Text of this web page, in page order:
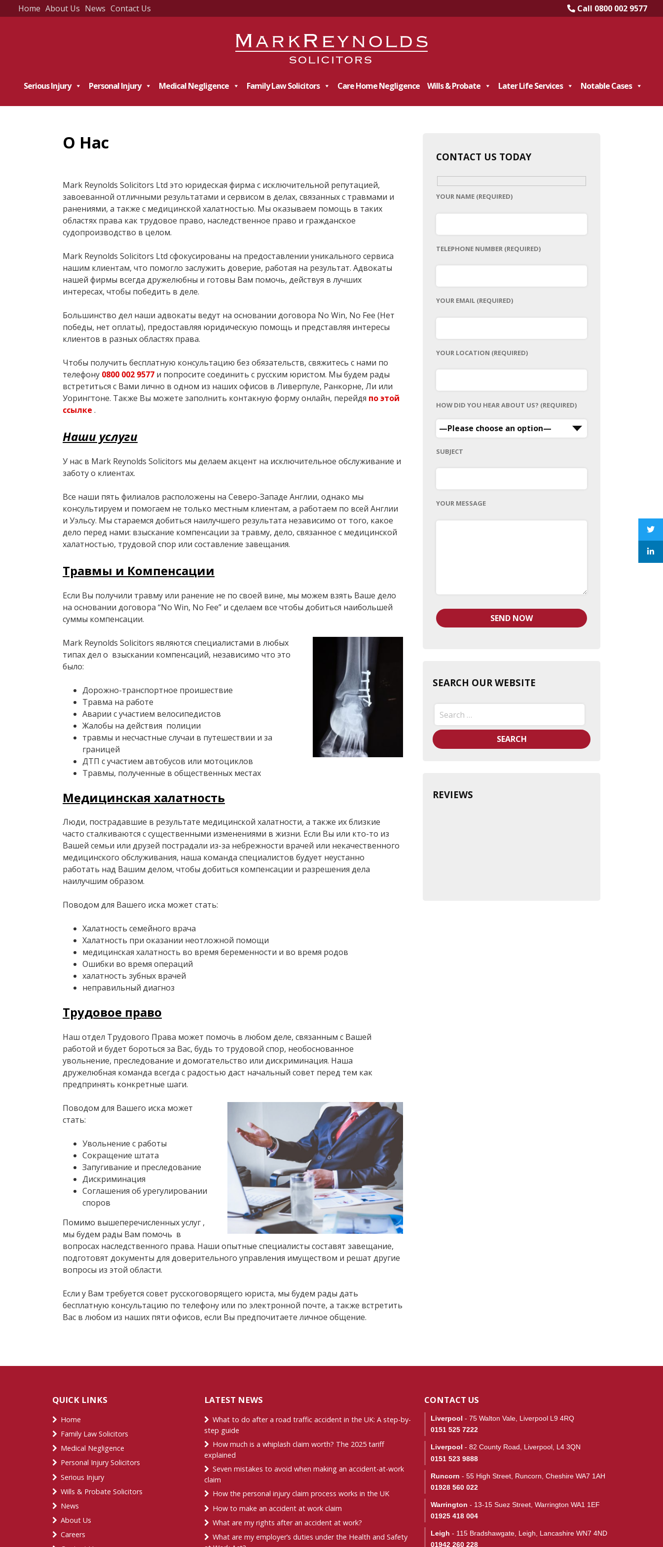
Skip
Home About Us News Contact Us Call 0800 002 9577
Serious Injury Personal Injury Medical Negligence Family Law Solicitors Care Home Negligence Wills & Probate Later Life Services Notable Cases
О Нас
Mark Reynolds Solicitors Ltd это юридеская фирма с исключительной репутацией,
завоеванной отличными результатами и сервисом в делах, связанных с травмами и
ранениями, а также с медицинской халатностью. Мы оказываем помощь в таких
областях права как трудовое право, наследственное право и гражданское
судопроизводство в целом.
Mark Reynolds Solicitors Ltd сфокусированы на предоставлении уникального сервиса
нашим клиентам, что помогло заслужить доверие, работая на результат. Адвокаты
нашей фирмы всегда дружелюбны и готовы Вам помочь, действуя в лучших
интересах, чтобы победить в деле.
Большинство дел наши адвокаты ведут на основании договора No Win, No Fee (Нет
победы, нет оплаты), предоставляя юридическую помощь и представляя интересы
клиентов в разных областях права.
Чтобы получить бесплатную консультацию без обязательств, свяжитесь с нами по
телефону 0800 002 9577 и попросите соединить с русским юристом. Мы будем рады
встретиться с Вами лично в одном из наших офисов в Ливерпуле, Ранкорне, Ли или
Уорингтоне. Также Вы можете заполнить контакную форму онлайн, перейдя по этой
ссылке .
Наши услуги
У нас в Mark Reynolds Solicitors мы делаем акцент на исключительное обслуживание и
заботу о клиентах.
Все наши пять филиалов расположены на Северо-Западе Англии, однако мы
консультируем и помогаем не только местным клиентам, а работаем по всей Англии
и Уэльсу. Мы стараемся добиться наилучшего результата независимо от того, какое
дело перед нами: взыскание компенсации за травму, дело, связанное с медицинской
халатностью, трудовой спор или составление завещания.
Травмы и Компенсации
Если Вы получили травму или ранение не по своей вине, мы можем взять Ваше дело
на основании договора “No Win, No Fee” и сделаем все чтобы добиться наибольшей
суммы компенсации.
Mark Reynolds Solicitors являются специалистами в любых
типах дел о взыскании компенсаций, независимо что это
было:
Дорожно-транспортное проишествие
Травма на работе
Аварии с участием велосипедистов
Жалобы на действия полиции
травмы и несчастные случаи в путешествии и за
границей
ДТП с участием автобусов или мотоциклов
Травмы, полученные в общественных местах
Медицинская халатность
Люди, пострадавшие в результате медицинской халатности, а также их близкие
часто сталкиваются с существенными изменениями в жизни. Если Вы или кто-то из
Вашей семьи или друзей пострадали из-за небрежности врачей или некачественного
медицинского обслуживания, наша команда специалистов будует неустанно
работать над Вашим делом, чтобы добиться компенсации и разрешения дела
наилучшим образом.
Поводом для Вашего иска может стать:
Халатность семейного врача
Халатность при оказании неотложной помощи
медицинская халатность во время беременности и во время родов
Ошибки во время операций
халатность зубных врачей
неправильный диагноз
Трудовое право
Наш отдел Трудового Права может помочь в любом деле, связанным с Вашей
работой и будет бороться за Вас, будь то трудовой спор, необоснованное
увольнение, преследование и домогательство или дискриминация. Наша
дружелюбная команда всегда с радостью даст начальный совет перед тем как
предпринять конкретные шаги.
Поводом для Вашего иска может
стать:
Увольнение с работы
Сокращение штата
Запугивание и преследование
Дискриминация
Соглашения об урегулировании
споров
Помимо вышеперечисленных услуг ,
мы будем рады Вам помочь в
вопросах наследственного права. Наши опытные специалисты составят завещание,
подготовят документы для доверительного управления имуществом и решат другие
вопросы из этой области.
Если у Вам требуется совет русскоговорящего юриста, мы будем рады дать
бесплатную консультацию по телефону или по электронной почте, а также встретить
Вас в любом из наших пяти офисов, если Вы предпочитаете личное общение.
CONTACT US TODAY
YOUR NAME (REQUIRED)
TELEPHONE NUMBER (REQUIRED)
YOUR EMAIL (REQUIRED)
YOUR LOCATION (REQUIRED)
HOW DID YOU HEAR ABOUT US? (REQUIRED)
SUBJECT
YOUR MESSAGE
SEARCH OUR WEBSITE
Search
for:
REVIEWS
QUICK LINKS
Home
Family Law Solicitors
Medical Negligence
Personal Injury Solicitors
Serious Injury
Wills & Probate Solicitors
News
About Us
Careers
LATEST NEWS
What to do after a road traffic accident in the UK: A step-by-
step guide
How much is a whiplash claim worth? The 2025 tariff
explained
Seven mistakes to avoid when making an accident-at-work
claim
How the personal injury claim process works in the UK
How to make an accident at work claim
What are my rights after an accident at work?
What are my employer’s duties under the Health and Safety
CONTACT US
Liverpool - 75 Walton Vale, Liverpool L9 4RQ
0151 525 7222
Liverpool - 82 County Road, Liverpool, L4 3QN
0151 523 9888
Runcorn - 55 High Street, Runcorn, Cheshire WA7 1AH
01928 560 022
Warrington - 13-15 Suez Street, Warrington WA1 1EF
01925 418 004
Leigh - 115 Bradshawgate, Leigh, Lancashire WN7 4ND
01942 260 228